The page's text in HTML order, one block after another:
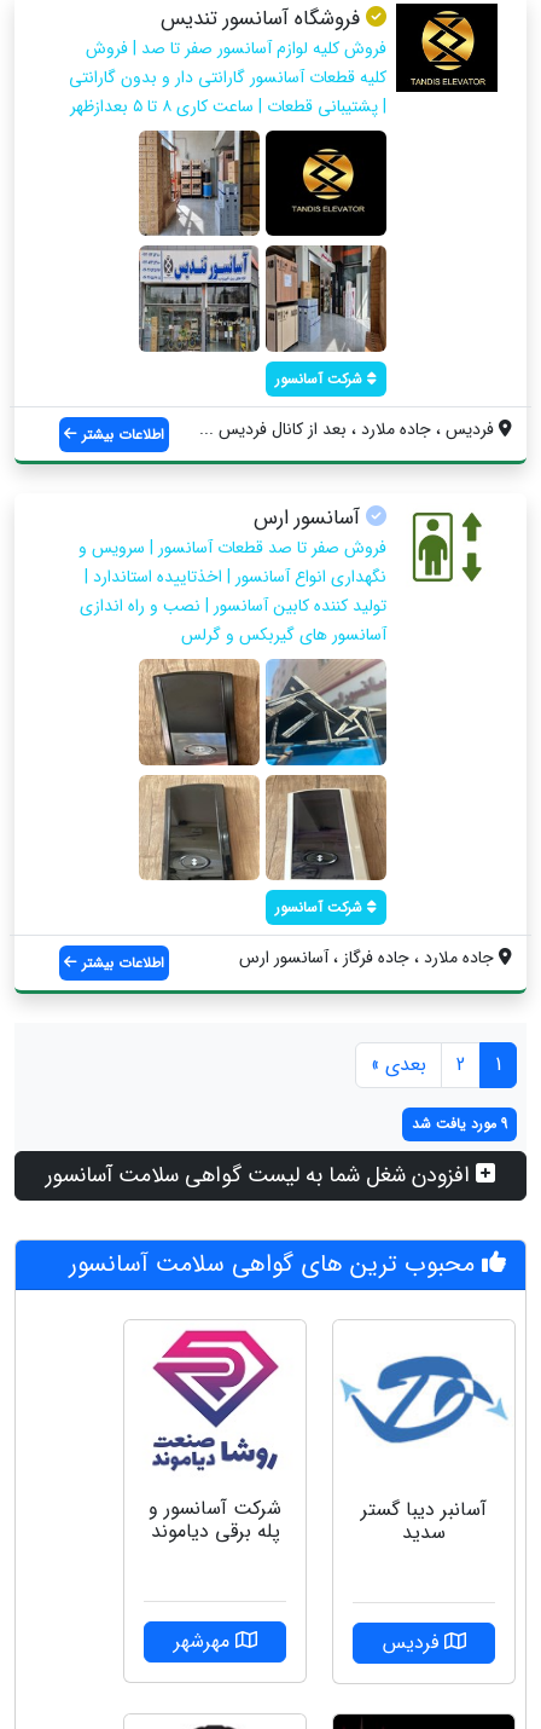
فروشگاه آسانسور تندیس
فروش کلیه لوازم آسانسور صفر تا صد | فروش
کلیه قطعات آسانسور گارانتی دار و بدون گارانتی
| پشتیبانی قطعات | ساعت کاری ۸ تا ۵ بعدازظهر
شرکت آسانسور
فردیس ، جاده ملارد ، بعد از کانال فردیس ... اطلاعات بیشتر
آسانسور ارس
فروش صفر تا صد قطعات آسانسور | سرویس و
نگهداری انواع آسانسور | اخذتاییده استاندارد |
تولید کننده کابین آسانسور | نصب و راه اندازی
آسانسور های گیربکس و گرلس
شرکت آسانسور
جاده ملارد ، جاده فرگاز ، آسانسور ارس اطلاعات بیشتر
1
2 بعدی »
9 مورد یافت شد
افزودن شغل شما به لیست گواهی سلامت آسانسور
محبوب ترین های گواهی سلامت آسانسور
آسانبر دیبا گستر
سدید
فردیس
شرکت آسانسور و
پله برقی دیاموند
مهرشهر